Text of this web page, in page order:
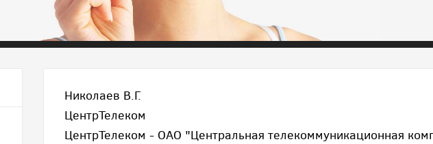
Николаев В.Г.
ЦентрТелеком
ЦентрТелеком - ОАО "Центральная телекоммуникационная